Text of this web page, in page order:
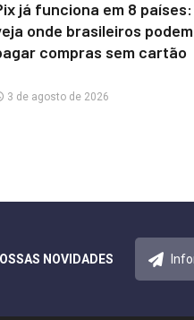
já funciona em 8 países:
onde brasileiros podem
compras sem cartão
3 de agosto de 2026
NOVIDADES